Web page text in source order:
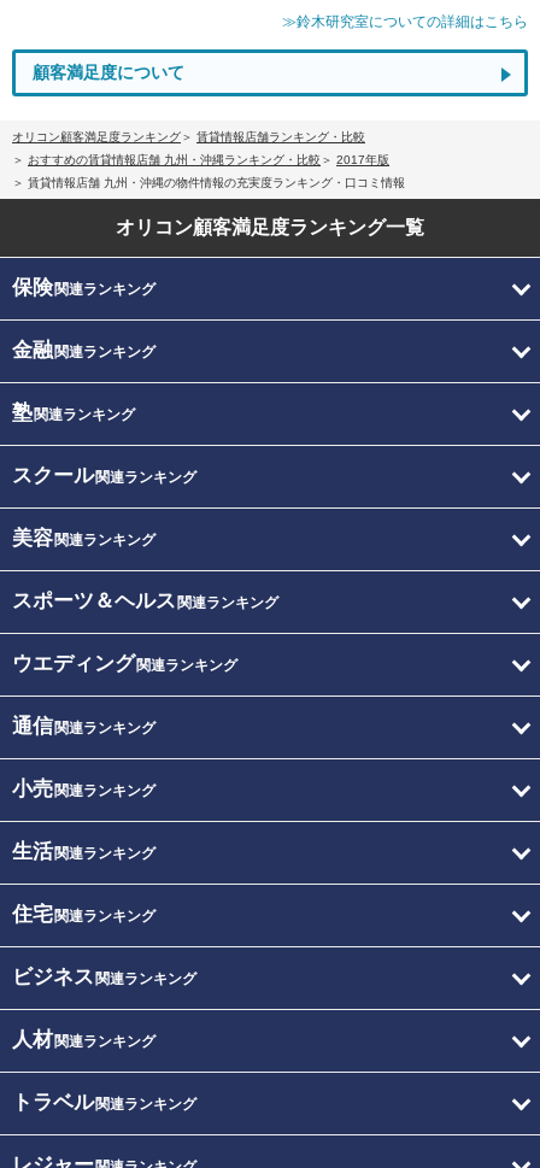
≫鈴木研究室についての詳細はこちら
顧客満足度について
オリコン顧客満足度ランキング
賃貸情報店舗ランキング・比較
おすすめの賃貸情報店舗 九州・沖縄ランキング・比較
2017年版
賃貸情報店舗 九州・沖縄の物件情報の充実度ランキング・口コミ情報
オリコン顧客満足度ランキング一覧
保険関連ランキング
金融関連ランキング
塾関連ランキング
スクール関連ランキング
美容関連ランキング
スポーツ＆ヘルス 関連ランキング
ウエディング関連ランキング
通信関連ランキング
小売関連ランキング
生活関連ランキング
住宅関連ランキング
ビジネス 関連ランキング
人材関連ランキング
トラベル関連ランキング